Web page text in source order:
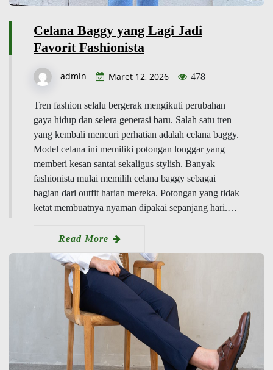
Celana Baggy yang Lagi Jadi
Favorit Fashionista
admin Maret 12, 2026 478
Tren fashion selalu bergerak mengikuti perubahan
gaya hidup dan selera generasi baru. Salah satu tren
yang kembali mencuri perhatian adalah celana baggy.
Model celana ini memiliki potongan longgar yang
memberi kesan santai sekaligus stylish. Banyak
fashionista mulai memilih celana baggy sebagai
bagian dari outfit harian mereka. Potongan yang tidak
ketat membuatnya nyaman dipakai sepanjang hari.…
Read More